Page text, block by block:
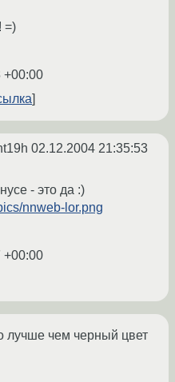
=)
+00:00
02.12.2004 21:35:53
- это да :)
nnweb-lor.png
+00:00
лучше чем черный цвет